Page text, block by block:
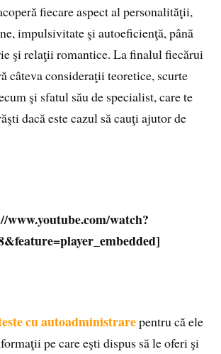
fiecare aspect al personalităţii,
impulsivitate şi autoeficienţă, până
şi relaţii romantice. La finalul fiecărui
câteva consideraţii teoretice, scurte
şi sfatul său de specialist, care te
dacă este cazul să cauţi ajutor de
www.youtube.com/watch?
cu autoadministrarepentru că ele
pe care eşti dispus să le oferi şi